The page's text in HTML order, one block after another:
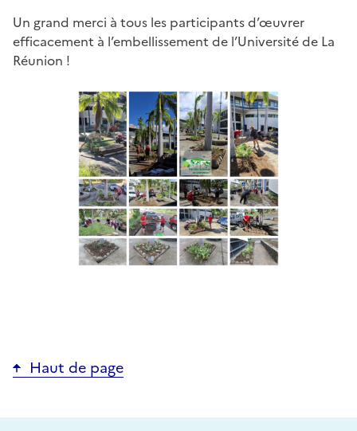
Un grand merci à tous les participants d’œuvrer
efficacement à l’embellissement de l’Université de La
Réunion !
Haut de page